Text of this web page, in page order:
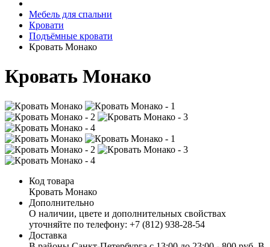
Мебель для спальни
Кровати
Подъёмные кровати
Кровать Монако
Кровать Монако
Код товара
Кровать Монако
Дополнительно
О наличии, цвете и дополнительных свойствах
уточняйте по телефону: +7 (812) 938-28-54
Доставка